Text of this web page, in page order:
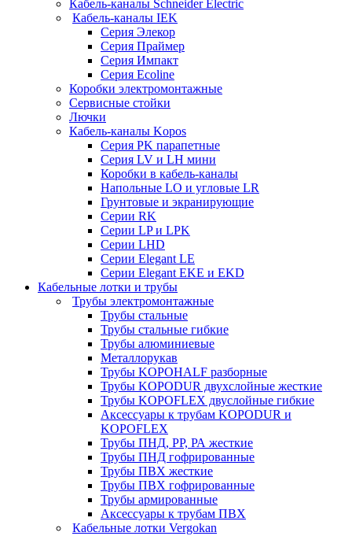
Кабель-каналы Schneider Electric
Кабель-каналы IEK
Серия Элекор
Серия Праймер
Серия Импакт
Серия Ecoline
Коробки электромонтажные
Сервисные стойки
Лючки
Кабель-каналы Kopos
Серия PK парапетные
Серия LV и LH мини
Коробки в кабель-каналы
Напольные LO и угловые LR
Грунтовые и экранирующие
Серии RK
Серии LP и LPK
Серии LHD
Серии Elegant LE
Серии Elegant EKE и EKD
Кабельные лотки и трубы
Трубы электромонтажные
Трубы стальные
Трубы стальные гибкие
Трубы алюминиевые
Металлорукав
Трубы KOPOHALF разборные
Трубы KOPODUR двухслойные жесткие
Трубы KOPOFLEX двуслойные гибкие
Аксессуары к трубам KOPODUR и
KOPOFLEX
Трубы ПНД, РР, РА жесткие
Трубы ПНД гофрированные
Трубы ПВХ жесткие
Трубы ПВХ гофрированные
Трубы армированные
Аксессуары к трубам ПВХ
Кабельные лотки Vergokan